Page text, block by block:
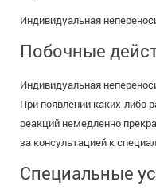
Индивидуальная
Побочные
Индивидуальная
При появлении каких-либо
реакций немедленно
за консультацией к
Специальные